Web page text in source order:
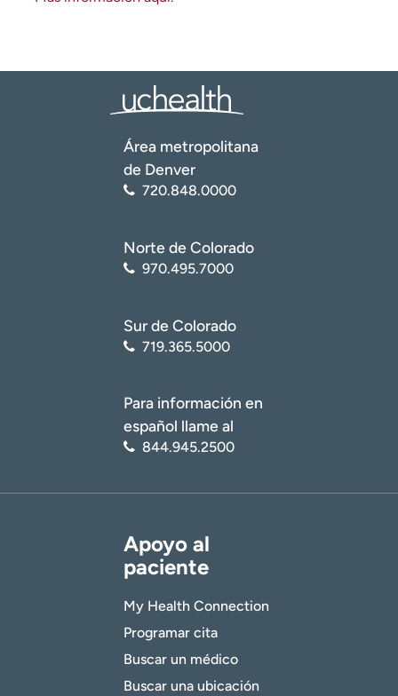
Área metropolitana
de Denver
720.848.0000
Norte de Colorado
970.495.7000
Sur de Colorado
719.365.5000
Para información en
español llame al
844.945.2500
Apoyo al
paciente
My Health Connection
Programar cita
Buscar un médico
Buscar una ubicación